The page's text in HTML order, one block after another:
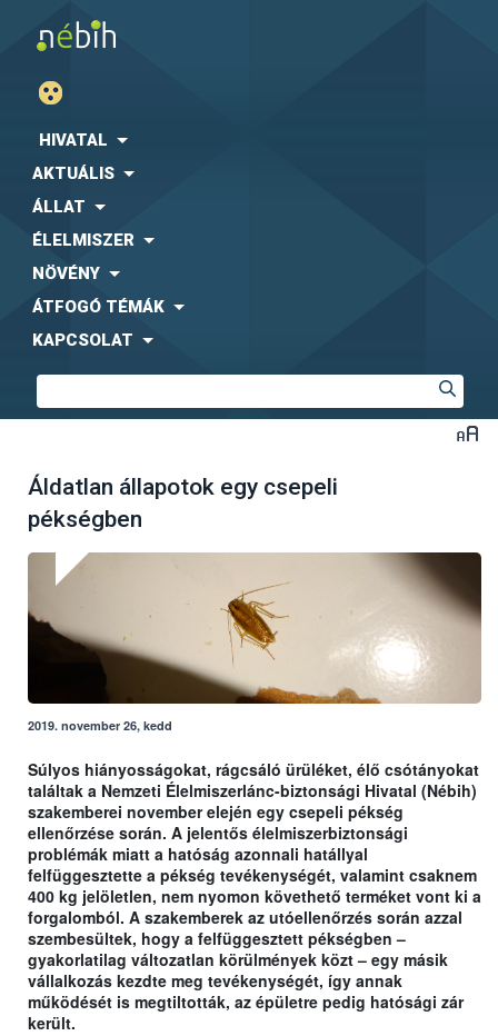
HIVATAL
AKTUÁLIS
ÁLLAT
ÉLELMISZER
NÖVÉNY
ÁTFOGÓ TÉMÁK
KAPCSOLAT
Áldatlan állapotok egy csepeli
pékségben
2019. november 26, kedd
Súlyos hiányosságokat, rágcsáló ürüléket, élő csótányokat
találtak a Nemzeti Élelmiszerlánc-biztonsági Hivatal (Nébih)
szakemberei november elején egy csepeli pékség
ellenőrzése során. A jelentős élelmiszerbiztonsági
problémák miatt a hatóság azonnali hatállyal
felfüggesztette a pékség tevékenységét, valamint csaknem
400 kg jelöletlen, nem nyomon követhető terméket vont ki a
forgalomból. A szakemberek az utóellenőrzés során azzal
szembesültek, hogy a felfüggesztett pékségben –
gyakorlatilag változatlan körülmények közt – egy másik
vállalkozás kezdte meg tevékenységét, így annak
működését is megtiltották, az épületre pedig hatósági zár
került.